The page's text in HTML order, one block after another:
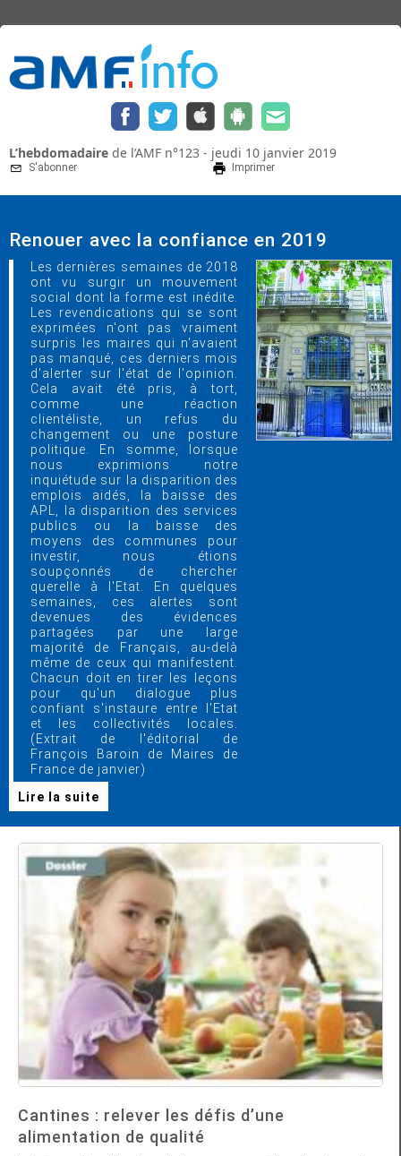
L’hebdomadaire de l’AMF n°123 - jeudi 10 janvier 2019
S'abonner Imprimer
Renouer avec la confiance en 2019
Les dernières semaines de 2018
ont vu surgir un mouvement
social dont la forme est inédite.
Les revendications qui se sont
exprimées n'ont pas vraiment
surpris les maires qui n'avaient
pas manqué, ces derniers mois
d'alerter sur l'état de l'opinion.
Cela avait été pris, à tort,
comme une réaction
clientéliste, un refus du
changement ou une posture
politique. En somme, lorsque
nous exprimions notre
inquiétude sur la disparition des
emplois aidés, la baisse des
APL, la disparition des services
publics ou la baisse des
moyens des communes pour
investir, nous étions
soupçonnés de chercher
querelle à l'Etat. En quelques
semaines, ces alertes sont
devenues des évidences
partagées par une large
majorité de Français, au-delà
même de ceux qui manifestent.
Chacun doit en tirer les leçons
pour qu'un dialogue plus
confiant s'instaure entre l'Etat
et les collectivités locales.
(Extrait de l'éditorial de
François Baroin de Maires de
France de janvier)
Lire la suite
Cantines : relever les défis d’une
alimentation de qualité